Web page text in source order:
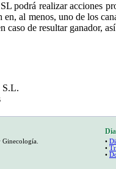
podrá realizar acciones
en, al menos, uno de los
caso de resultar ganador,
S.L.
Ginecología.
•
•
•